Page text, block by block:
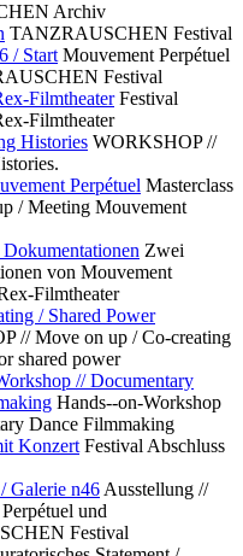
Archiv
TANZRAUSCHEN Festival
/ Start Mouvement Perpétuel
Festival
Filmtheater Festival
Filmtheater
Histories WORKSHOP //
Perpétuel Masterclass
/ Meeting Mouvement
Zwei
von Mouvement
Filmtheater
/ Shared Power
// Move on up / Co-creating
shared power
// Documentary
Hands--on-Workshop
Dance Filmmaking
Konzert Festival Abschluss
Galerie n46 Ausstellung //
und
Festival